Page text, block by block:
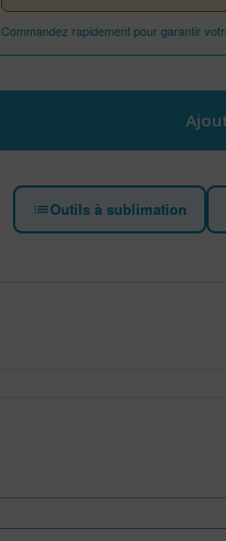
Commandez rapidement pour garantir
Outils à sublimation